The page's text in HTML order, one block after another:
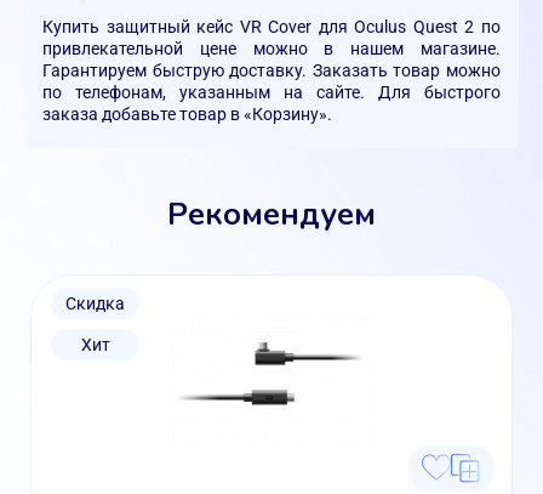
Купить защитный кейс VR Cover для Oculus Quest 2 по
привлекательной цене можно в нашем магазине.
Гарантируем быструю доставку. Заказать товар можно
по телефонам, указанным на сайте. Для быстрого
заказа добавьте товар в«Корзину».
Рекомендуем
Скидка
Хит